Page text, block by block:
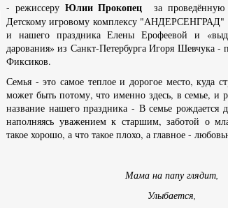
- режиссеру Юлии Прокопец за проведённую
Детскому игровому комплексу "АНДЕРСЕНГРАД"
и нашего праздника Елены Ерофеевой и
дарования» из Санкт-Петербурга Игоря Шевчука
Фиксиков.
Семья - это самое теплое и дорогое место, куда
может быть потому, что именно здесь, в семье, и
название нашего праздника - В семье рождается
наполняясь уважением к старшим, заботой о
такое хорошо, а что такое плохо, а главное -
Мама на папу глядит,
Улыбается,